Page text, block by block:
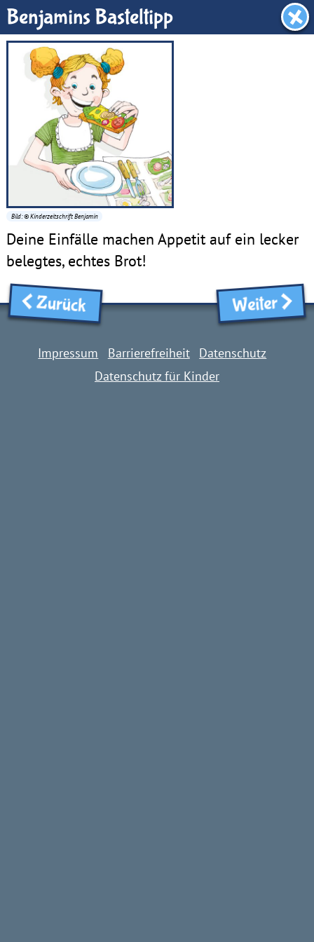
Benjamin-Zimmer
Benjamins Basteltipp
Bild: © Kinderzeitschrift Benjamin
Deine Einfälle machen Appetit auf ein lecker
belegtes, echtes Brot!
Zurück Weiter
Impressum Barrierefreiheit
Datenschutz
Datenschutz für Kinder